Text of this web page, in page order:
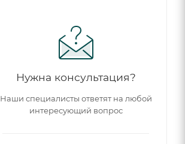
Нужна консультация?
Наши специалисты ответят на любой
интересующий вопрос